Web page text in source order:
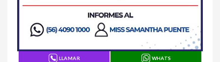
LLAMAR WHATS